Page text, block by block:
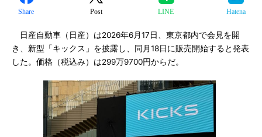
Share Post LINE Hatena
日産自動車（日産）は2026年6月17日、東京都内で会見を開
き、新型「キックス」を披露し、同月18日に販売開始すると発表
した。価格（税込み）は299万9700円からだ。